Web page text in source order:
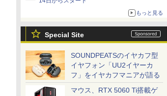
もっと見る
Special Site
SOUNDPEATSのイヤカフ型
イヤフォン「UU2イヤーカ
フ」をイヤカフマニアが語る
マウス、RTX 5060 Ti搭載ゲ